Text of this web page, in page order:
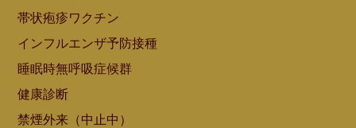
帯状疱疹ワクチン
インフルエンザ予防接種
睡眠時無呼吸症候群
健康診断
禁煙外来（中止中）